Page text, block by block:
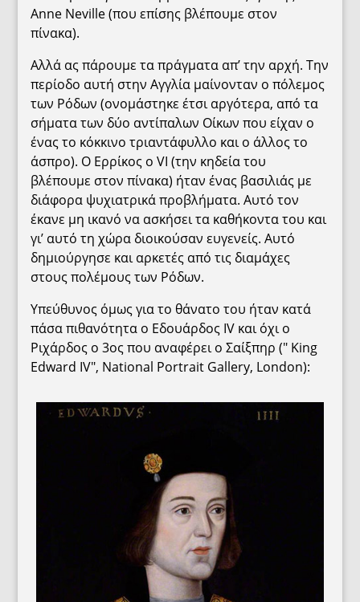
Anne Neville (που επίσης βλέπουμε στον
πίνακα).
Αλλά ας πάρουμε τα πράγματα απ’ την αρχή. Την
περίοδο αυτή στην Αγγλία μαίνονταν ο πόλεμος
των Ρόδων (ονομάστηκε έτσι αργότερα, από τα
σήματα των δύο αντίπαλων Οίκων που είχαν ο
ένας το κόκκινο τριαντάφυλλο και ο άλλος το
άσπρο). Ο Ερρίκος ο VI (την κηδεία του
βλέπουμε στον πίνακα) ήταν ένας βασιλιάς με
διάφορα ψυχιατρικά προβλήματα. Αυτό τον
έκανε μη ικανό να ασκήσει τα καθήκοντα του και
γι’ αυτό τη χώρα διοικούσαν ευγενείς. Αυτό
δημιούργησε και αρκετές από τις διαμάχες
στους πολέμους των Ρόδων.
Υπεύθυνος όμως για το θάνατο του ήταν κατά
πάσα πιθανότητα ο Εδουάρδος IV και όχι ο
Ριχάρδος ο 3ος που αναφέρει ο Σαίξπηρ (" King
Edward IV", National Portrait Gallery, London):